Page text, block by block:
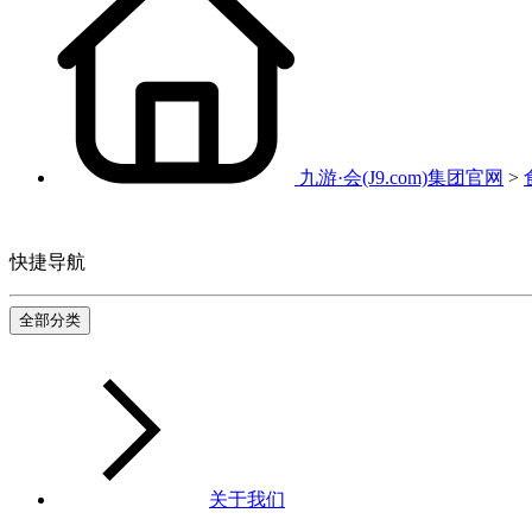
九游·会(J9.com)集团官网 >
快捷导航
全部分类
关于我们